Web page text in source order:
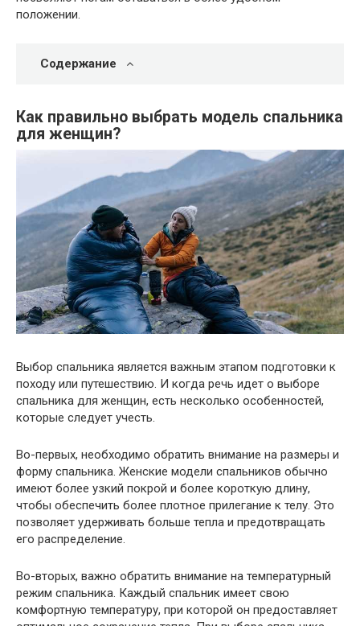
положении.
Содержание
Как правильно выбрать модель спальника
для женщин?
Выбор спальника является важным этапом подготовки к
походу или путешествию. И когда речь идет о выборе
спальника для женщин, есть несколько особенностей,
которые следует учесть.
Во-первых, необходимо обратить внимание на размеры и
форму спальника. Женские модели спальников обычно
имеют более узкий покрой и более короткую длину,
чтобы обеспечить более плотное прилегание к телу. Это
позволяет удерживать больше тепла и предотвращать
его распределение.
Во-вторых, важно обратить внимание на температурный
режим спальника. Каждый спальник имеет свою
комфортную температуру, при которой он предоставляет